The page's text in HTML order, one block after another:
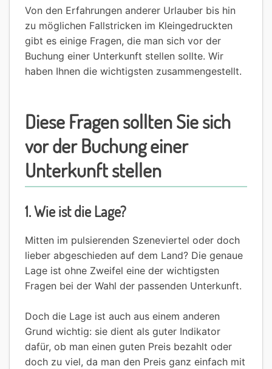
Von den Erfahrungen anderer Urlauber bis hin
zu möglichen Fallstricken im Kleingedruckten
gibt es einige Fragen, die man sich vor der
Buchung einer Unterkunft stellen sollte. Wir
haben Ihnen die wichtigsten zusammengestellt.
Diese Fragen sollten Sie sich
vor der Buchung einer
Unterkunft stellen
1. Wie ist die Lage?
Mitten im pulsierenden Szeneviertel oder doch
lieber abgeschieden auf dem Land? Die genaue
Lage ist ohne Zweifel eine der wichtigsten
Fragen bei der Wahl der passenden Unterkunft.
Doch die Lage ist auch aus einem anderen
Grund wichtig: sie dient als guter Indikator
dafür, ob man einen guten Preis bezahlt oder
doch zu viel, da man den Preis ganz einfach mit